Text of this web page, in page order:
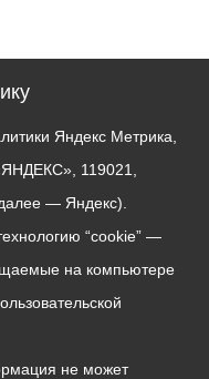
Яндекс Метрика,
119021,
— Яндекс).
“cookie” —
на компьютере
не может